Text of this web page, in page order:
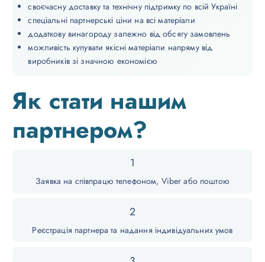
своєчасну доставку та технічну підтримку по всій Україні
спеціальні партнерські ціни на всі матеріали
додаткову винагороду залежно від обсягу замовлень
можливість купувати якісні матеріали напряму від
виробників зі значною економією
Як стати нашим
партнером?
1
Заявка на співпрацю телефоном, Viber або поштою
2
Реєстрація партнера та надання індивідуальних умов